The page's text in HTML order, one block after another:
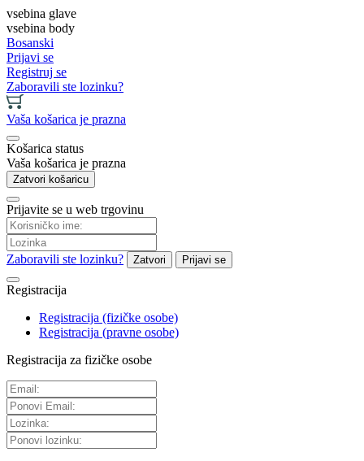
vsebina glave
vsebina body
Bosanski
Prijavi se
Registruj se
Zaboravili ste lozinku?
Vaša košarica je prazna
Košarica status
Vaša košarica je prazna
Zatvori košaricu
Prijavite se u web trgovinu
Zaboravili ste lozinku? Zatvori Prijavi se
Registracija
Registracija (fizičke osobe)
Registracija (pravne osobe)
Registracija za fizičke osobe